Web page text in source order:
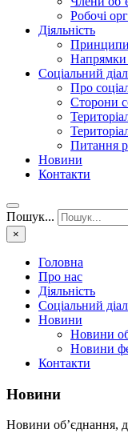
Робочі
Діяльність
Принципи
Напрямки
Соціальний
Про
Сторони
Питання
Новини
Контакти
Пошук...
×
Головна
Про нас
Діяльність
Соціальний
Новини
Новини
Новини
Контакти
Новини
Новини об’єднання,